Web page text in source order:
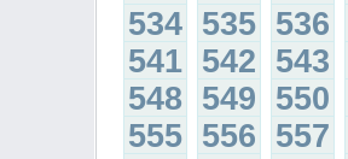
534 535 536
541 542 543
548 549 550
555 556 557